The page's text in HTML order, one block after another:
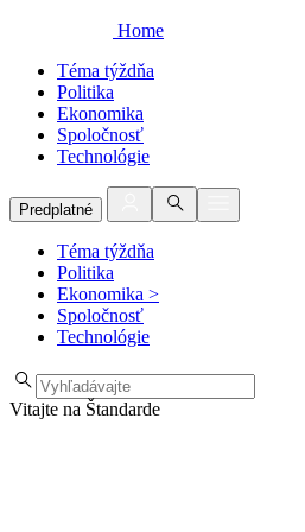
Home
Téma týždňa
Politika
Ekonomika
Spoločnosť
Technológie
Predplatné
Téma týždňa
Politika
Ekonomika >
Spoločnosť
Technológie
Vitajte na Štandarde